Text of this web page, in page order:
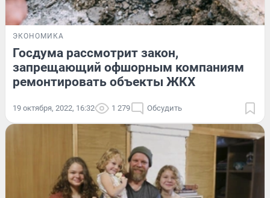
ЭКОНОМИКА
Госдума рассмотрит закон,
запрещающий офшорным компаниям
ремонтировать объекты ЖКХ
19 октября, 2022, 16:32 1 279 Обсудить